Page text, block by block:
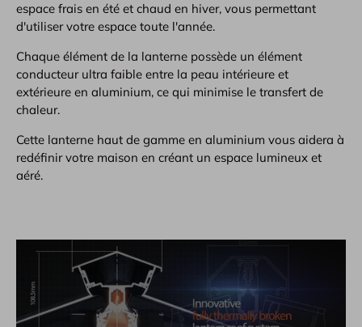
espace frais en été et chaud en hiver, vous permettant
d'utiliser votre espace toute l'année.
Chaque élément de la lanterne possède un élément
conducteur ultra faible entre la peau intérieure et
extérieure en aluminium, ce qui minimise le transfert de
chaleur.
Cette lanterne haut de gamme en aluminium vous aidera à
redéfinir votre maison en créant un espace lumineux et
aéré.